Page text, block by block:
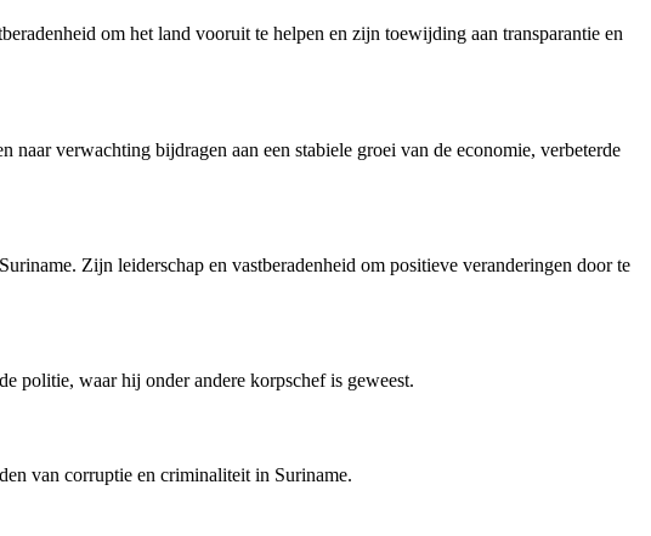
om het land vooruit te helpen en zijn toewijding aan transparantie en
verwachting bijdragen aan een stabiele groei van de economie, verbeterde
Zijn leiderschap en vastberadenheid om positieve veranderingen door te
politie, waar hij onder andere korpschef is geweest.
van corruptie en criminaliteit in Suriname.